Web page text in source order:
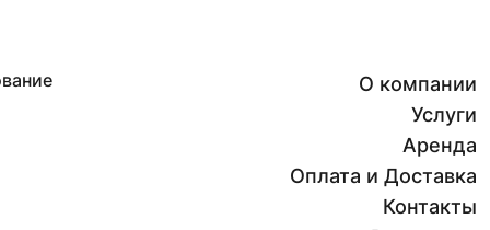
О компании
Услуги
Аренда
Оплата и Доставка
Контакты